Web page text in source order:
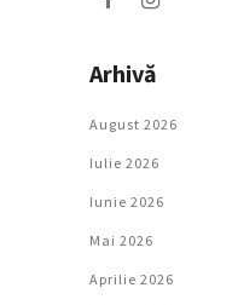
Arhivă
August 2026
Iulie 2026
Iunie 2026
Mai 2026
Aprilie 2026